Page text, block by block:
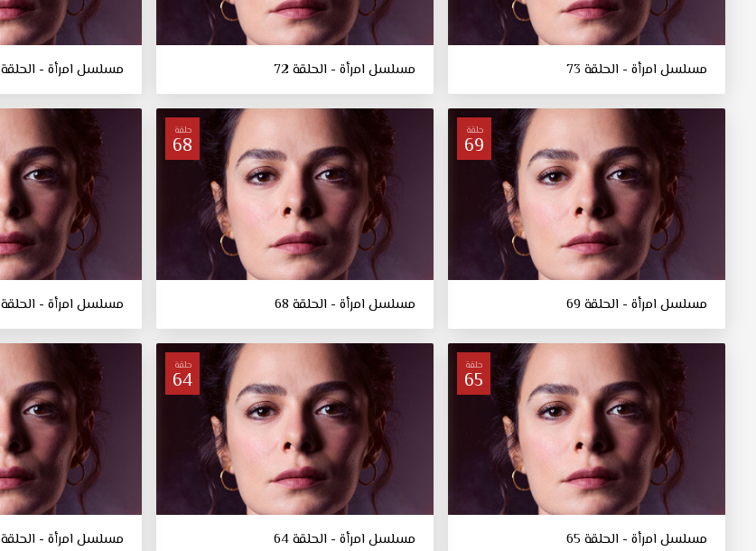
مسلسل امرأة - الحلقة 73 مسلسل امرأة - الحلقة 72 مسلسل امرأة - الحلقة 71
حلقة
69
مسلسل امرأة - الحلقة 69
حلقة
68
مسلسل امرأة - الحلقة 68 مسلسل امرأة - الحلقة 67
حلقة
65
مسلسل امرأة - الحلقة 65
حلقة
64
مسلسل امرأة - الحلقة 64 مسلسل امرأة - الحلقة 63